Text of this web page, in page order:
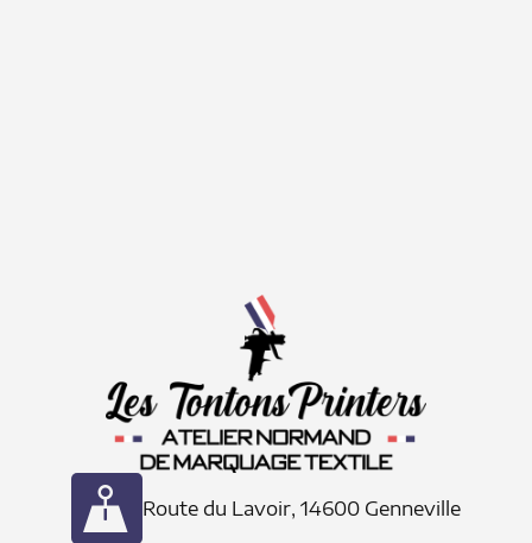
Route du Lavoir, 14600 Genneville